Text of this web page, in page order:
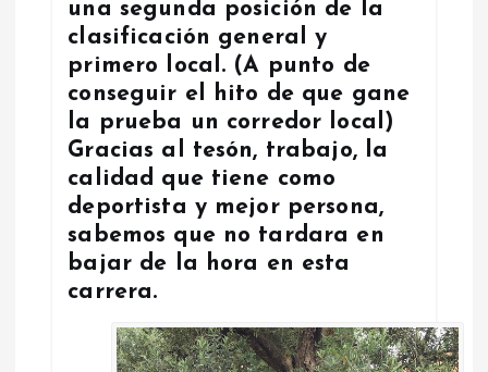
una segunda posición de la
clasificación general y
primero local. (A punto de
conseguir el hito de que gane
la prueba un corredor local)
Gracias al tesón, trabajo, la
calidad que tiene como
deportista y mejor persona,
sabemos que no tardara en
bajar de la hora en esta
carrera.